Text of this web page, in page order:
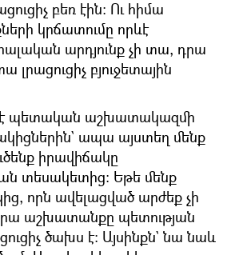
բեռ էին։ Ու հիմա
կրճատումը որևէ
արդյունք չի տա, դրա
լրացուցիչ բյուջետային
է պետական աշխատակազմի
ապա այստեղ մենք
իրավիճակը
տեսակետից։ Եթե մենք
որն ավելացված արժեք չի
աշխատանքը պետության
ծախս է։ Այսինքն` նա նաև